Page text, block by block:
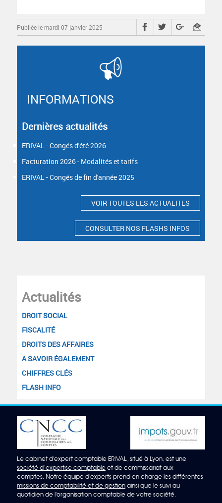
Actualités
DROIT SOCIAL
FISCALITÉ
DROITS DES AFFAIRES
A SAVOIR ÉGALEMENT
CHIFFRES CLÉS
FLASH INFO
Publiée le mardi 07 janvier 2025
INFORMATIONS
Dernières actualités
ERIVAL - Congés d'été 2026
Facturation 2026 - Modalités et tarifs
ERIVAL - Congés de fin d'année 2025
VOIR TOUTES LES ACTUALITES
CONSULTER NOS FLASHS INFOS
Le cabinet d'expert comptable ERIVAL, situé à Lyon, est une
société d’expertise comptableet de commissariat aux
comptes. Notre équipe d'experts prend en charge les différentes
missions de comptabilité et de gestionainsi que le suivi au
quotidien de l'organisation comptable de votre société.